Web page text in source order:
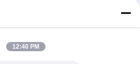
medycznego
12:40 PM